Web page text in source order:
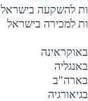
להשקעה בישראל
למכירה בישראל
בארה"ב